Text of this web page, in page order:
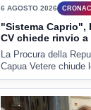
Miasmi, Comitati
Comitati dal Prefetto